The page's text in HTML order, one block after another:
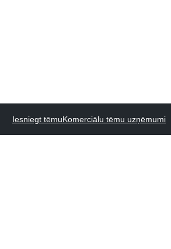
Iesniegt tēmuKomerciālu tēmu uzņēmumi